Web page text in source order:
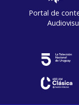
Portal de